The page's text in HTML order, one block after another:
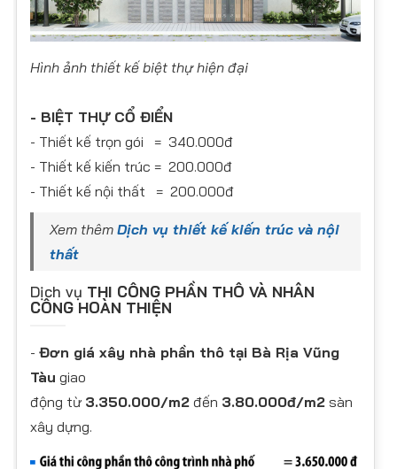
Hình ảnh thiết kế biệt thự hiện đại
- BIỆT THỰ CỔ ĐIỂN
- Thiết kế trọn gói = 340.000đ
- Thiết kế kiến trúc = 200.000đ
- Thiết kế nội thất = 200.000đ
Xem thêm Dịch vụ thiết kế kiến trúc và nội
thất
Dịch vụ THI CÔNG PHẦN THÔ VÀ NHÂN
CÔNG HOÀN THIỆN
- Đơn giá xây nhà phần thô tại Bà Rịa Vũng
Tàu giao
động từ 3.350.000/m2 đến 3.80.000đ/m2 sàn
xây dựng.